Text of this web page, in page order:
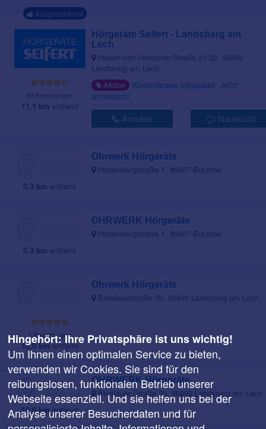
Ausgezeichnet
90 Bewertungen
11,1 km entfernt
Hörgeräte Seifert - Landsberg am
Lech
Hubert-von-Herkomer-Straße 21-22, 86899
Landsberg am Lech
Aktion Kostenloses Infopaket: Jetzt
anfordern!
Anrufen Nachricht
0,3 km entfernt
Ohrwerk Hörgeräte
Hindenburgstraße 1, 86807 Buchloe
0,3 km entfernt
OHRWERK Hörgeräte
Hindenburgstraße 1, 86807 Buchloe
1 Bewertungen
10,0 kmentfernt
Ohrwerk Hörgeräte
Breslauerstraße 3b, 86899 Landsberg am Lech
10,0 kmentfernt
OHRWERK Hörgeräte
Breslauer Straße 3b, 86899 Landsberg am Lech
Hingehört: Ihre Privatsphäre ist uns wichtig!
Um Ihnen einen optimalen Service zu bieten,
verwenden wir Cookies. Sie sind für den
reibungslosen, funktionalen Betrieb unserer
Webseite essenziell. Und sie helfen uns bei der
Analyse unserer Besucherdaten und für